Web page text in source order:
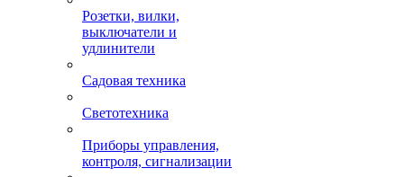
Розетки, вилки,
выключатели и
удлинители
Садовая техника
Светотехника
Приборы управления,
контроля, сигнализации